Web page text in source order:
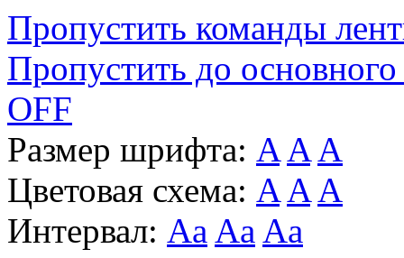
Пропустить команды
Пропустить до основного
OFF
Размер шрифта: A A A
Цветовая схема: A A A
Интервал: Aa Aa Aa